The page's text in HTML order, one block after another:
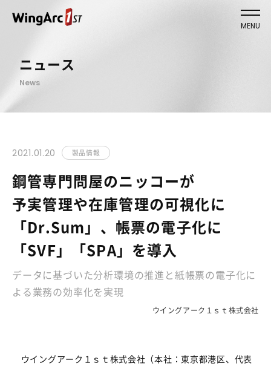
MENU
ニュース
News
2021.01.20 製品情報
鋼管専門問屋のニッコーが
予実管理や在庫管理の可視化に
「Dr.Sum」、帳票の電子化に
「SVF」「SPA」を導入
データに基づいた分析環境の推進と紙帳票の電子化に
よる業務の効率化を実現
ウイングアーク１ｓｔ株式会社
ウイングアーク１ｓｔ株式会社（本社：東京都港区、代表